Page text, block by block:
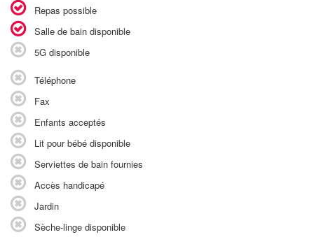
Repas possible
Salle de bain disponible
5G disponible
Téléphone
Fax
Enfants acceptés
Lit pour bébé disponible
Serviettes de bain fournies
Accès handicapé
Jardin
Sèche-linge disponible